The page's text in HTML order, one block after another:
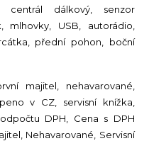
centrál dálkový, senzor
USB, autorádio,
přední pohon, boční
majitel,​ nehavarované,​
v CZ,​ servisní knížka,​
DPH,​ Cena s DPH
Nehavarované,​ Servisní